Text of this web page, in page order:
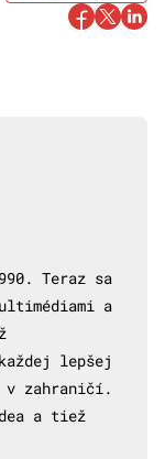
Teraz sa
a
lepšej
v zahraničí.
a tiež